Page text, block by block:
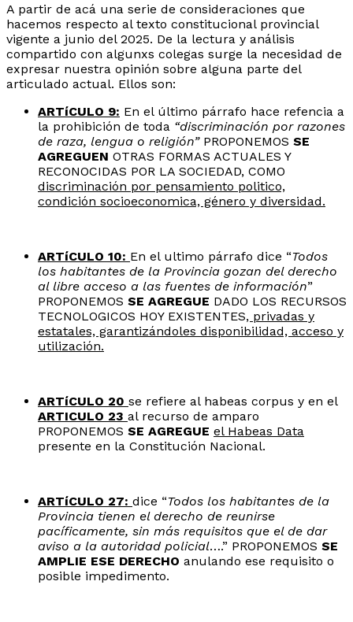
A partir de acá una serie de consideraciones que
hacemos respecto al texto constitucional provincial
vigente a junio del 2025. De la lectura y análisis
compartido con algunxs colegas surge la necesidad de
expresar nuestra opinión sobre alguna parte del
articulado actual. Ellos son:
ARTíCULO 9: En el último párrafo hace refencia a
la prohibición de toda “discriminación por razones
de raza, lengua o religión”PROPONEMOS SE
AGREGUEN OTRAS FORMAS ACTUALES Y
RECONOCIDAS POR LA SOCIEDAD, COMO
discriminación por pensamiento politico,
condición socioeconomica, género y diversidad.
ARTíCULO 10: En el ultimo párrafo dice “Todos
los habitantes de la Provincia gozan del derecho
al libre acceso a las fuentes de información”
PROPONEMOS SE AGREGUE DADO LOS RECURSOS
TECNOLOGICOS HOY EXISTENTES, privadas y
estatales, garantizándoles disponibilidad, acceso y
utilización.
ARTíCULO 20 se refiere al habeas corpus y en el
ARTICULO 23 al recurso de amparo
PROPONEMOS SE AGREGUE el Habeas Data
presente en la Constitución Nacional.
ARTíCULO 27: dice “Todos los habitantes de la
Provincia tienen el derecho de reunirse
pacíficamente, sin más requisitos que el de dar
aviso a la autoridad policial….” PROPONEMOS SE
AMPLIE ESE DERECHO anulando ese requisito o
posible impedimento.